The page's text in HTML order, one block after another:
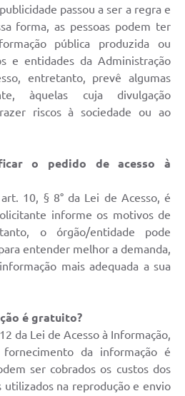
passou a ser a regra e
forma, as pessoas podem ter
pública produzida ou
e entidades da Administração
entretanto, prevê algumas
àquelas cuja divulgação
riscos à sociedade ou ao
o pedido de acesso à
10, § 8° da Lei de Acesso, é
informe os motivos de
o órgão/entidade pode
entender melhor a demanda,
mais adequada a sua
é gratuito?
da Lei de Acesso à Informação,
da informação é
ser cobrados os custos dos
utilizados na reprodução e envio